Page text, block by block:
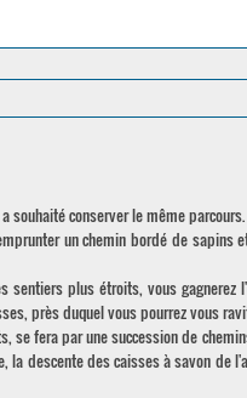
souhaité conserver le même parcours.
un chemin bordé de sapins
sentiers plus étroits, vous gagnerez
près duquel vous pourrez vous
se fera par une succession de
la descente des caisses à savon de